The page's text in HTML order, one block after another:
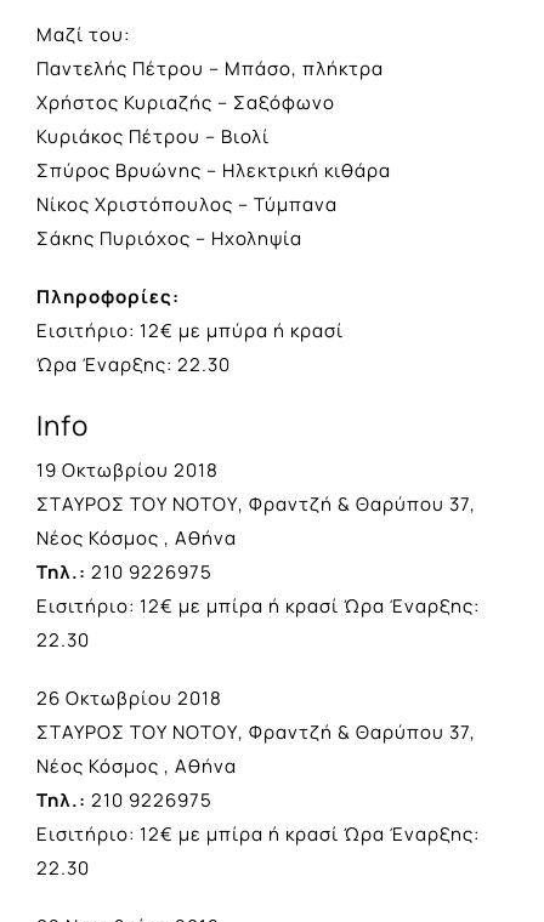
Μαζί του:
Παντελής Πέτρου – Μπάσο, πλήκτρα
Χρήστος Κυριαζής – Σαξόφωνο
Κυριάκος Πέτρου – Βιολί
Σπύρος Βρυώνης – Ηλεκτρική κιθάρα
Νίκος Χριστόπουλος – Τύμπανα
Σάκης Πυριόχος – Ηχοληψία
Πληροφορίες:
Εισιτήριο: 12€ με μπύρα ή κρασί
Ώρα Έναρξης: 22.30
Info
19 Οκτωβρίου 2018
ΣΤΑΥΡΟΣ ΤΟΥ ΝΟΤΟΥ, Φραντζή & Θαρύπου 37,
Νέος Κόσμος , Αθήνα
Τηλ.: 210 9226975
Εισιτήριο: 12€ με μπίρα ή κρασί Ώρα Έναρξης:
22.30
26 Οκτωβρίου 2018
ΣΤΑΥΡΟΣ ΤΟΥ ΝΟΤΟΥ, Φραντζή & Θαρύπου 37,
Νέος Κόσμος , Αθήνα
Τηλ.: 210 9226975
Εισιτήριο: 12€ με μπίρα ή κρασί Ώρα Έναρξης:
22.30